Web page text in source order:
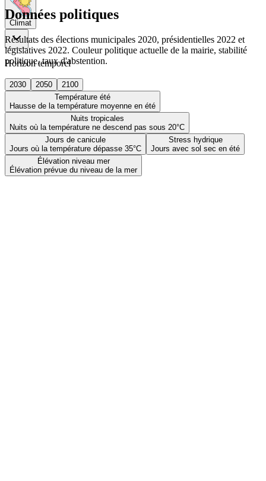
Climat
Horizon temporel
2030 2050
2100
Température été
Hausse de la température moyenne en été
Nuits tropicales
Nuits où la température ne descend pas sous 20°C
Jours de canicule
Jours où la température dépasse 35°C
Stress hydrique
Jours avec sol sec en été
Élévation niveau mer
Élévation prévue du niveau de la mer
Données politiques
Résultats des élections municipales 2020, présidentielles 2022 et
législatives 2022. Couleur politique actuelle de la mairie, stabilité
politique, taux d'abstention.